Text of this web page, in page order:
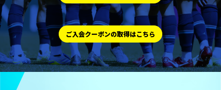
ご入会クーポンの取得はこちら